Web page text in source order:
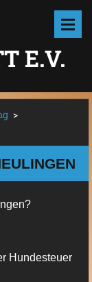
E.V.
>
Hundesteuer